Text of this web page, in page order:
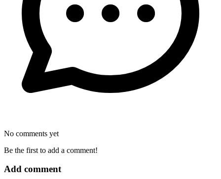
No comments yet
Be the first to add a comment!
Add comment